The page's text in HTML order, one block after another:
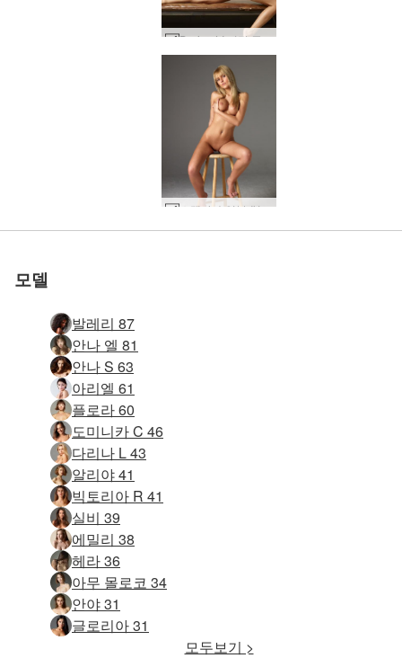
Darina LI 미적 즐거움 #25
스텔라 수영복 #102
소냐 슈퍼 섹시 #62
애니 스튜디오 누드 #26
10월 순수 #29클로버 메탈 스툴 #85
세계 1위 에로틱 사이트
로 평가됨
우리와 함께하세
요
몰리 쁘띠 열정 #28
Darina L 라이카 모노크롬 #18
파멜라 예쁜 에 핑크 #48에바 S. 블루 스툴 #40
알마 엔젤릭 #27다리나 L 바디샷 #46
세계 1위 에로틱 사이트
로 평가됨
우리와 함께하세
요
알렉산드라 동안 얼굴 #15
Darina L 적나라한 꿈 #3클로버 의료 페티쉬 #48
다리나 L 퍼펙트 10 #14
소냐 섹시 스트링 #43
안나 S 원탁 #19
세계 1위 에로틱 사이트
로 평가됨
우리와 함께하세
요
에비 세인트 #106
에밀리 스튜디오 누드 #52
카프리스 키키 실비 여신 #11
소냐 섹시 스트링 #59
아리엘 누드 아이콘 #41
벨 소개 #44
노출된 케이티 #37
Allie 아시아 에로틱 패션 #50
나탈리아 고전적인 아름다움 #4파멜라 큰 도전 1 부 #8
세계 1위 에로틱 사이트
로 평가됨
우리와 함께하세
요
로즈 페미닌 포스 #22
Julietta와 Magdalena 섹시한 곡예사 #70
알렉산드라 스튜디오 누드 #44
Amaya 및 Any Moloko 모유 수유 #36
욜란다 타이 유혹 #6
완벽한 아이라 #9
세계 1위 에로틱 사이트
로 평가됨
우리와 함께하세
요
다리나엘 실키퍼펙션 #28
Anna S 후 마사지 #39Nika 스튜디오 설정 #52
테티 핑크 썸머 #28
테티 핑크 썸머 #32
에비 블랙 버블 #32
세계 1위 에로틱 사이트
로 평가됨
우리와 함께하세
요
Molli 솔로 섹스 #22
모델
발레리 87
안나 엘 81
안나 S 63
아리엘 61
플로라 60
도미니카 C 46
다리나 L 43
알리야 41
빅토리아 R 41
실비 39
에밀리 38
헤라 36
아무 몰로코 34
안야 31
글로리아 31
모두보기 >